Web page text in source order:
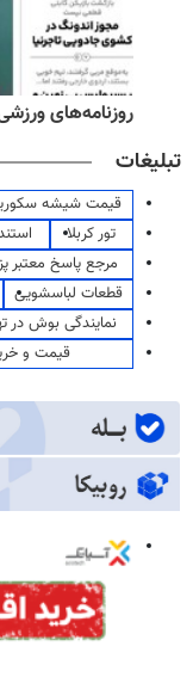
روزنامه‌های ورزشی
تبلیغات
قیمت شیشه
تور کربلا
مرجع پاسخ معتبر
قطعات لباسشویی
نمایندگی بوش در
قیمت و